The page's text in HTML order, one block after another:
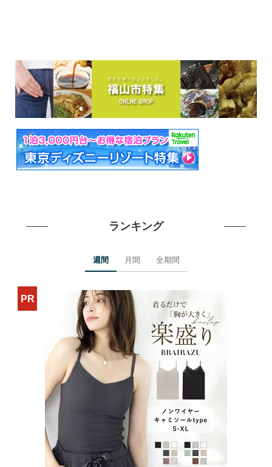
ランキング
週間 月間 全期間